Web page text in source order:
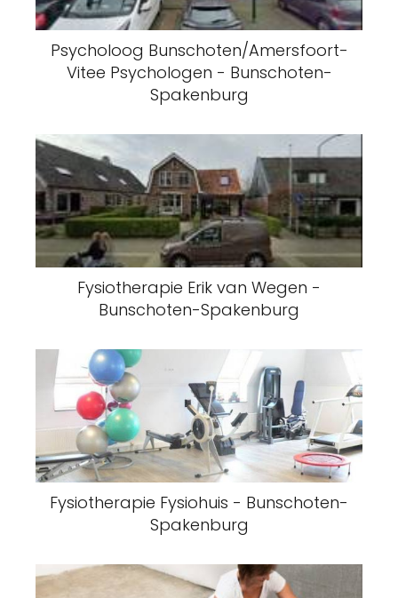
Psycholoog Bunschoten/Amersfoort-
Vitee Psychologen - Bunschoten-
Spakenburg
Fysiotherapie Erik van Wegen -
Bunschoten-Spakenburg
Fysiotherapie Fysiohuis - Bunschoten-
Spakenburg